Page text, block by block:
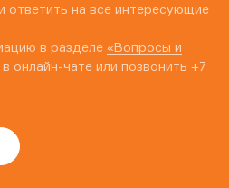
на все интересующие
в разделе «Вопросы и
онлайн-чате или позвонить +7